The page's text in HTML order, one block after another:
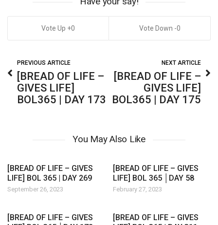
0 0
PREVIOUS ARTICLE
[BREAD OF LIFE –
GIVES LIFE]
BOL365 | DAY 173
NEXT ARTICLE
[BREAD OF LIFE –
GIVES LIFE]
BOL365 | DAY 175
You May Also Like
[BREAD OF LIFE – GIVES
LIFE] BOL 365 | DAY 269
September 26, 2023
[BREAD OF LIFE – GIVES
LIFE] BOL 365 │DAY 58
February 27, 2023
[BREAD OF LIFE – GIVES
[BREAD OF LIFE – GIVES